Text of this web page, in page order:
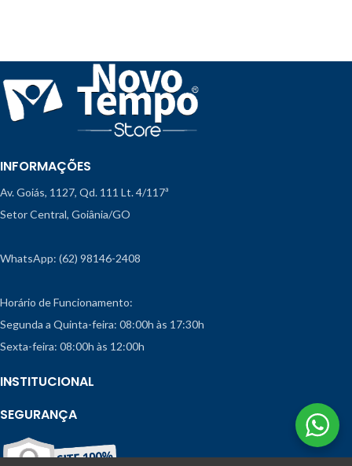
INFORMAÇÕES
Av. Goiás, 1127, Qd. 111 Lt. 4/117ª
Setor Central, Goiânia/GO
WhatsApp: (62) 98146-2408
Horário de Funcionamento:
Segunda a Quinta-feira: 08:00h às 17:30h
Sexta-feira: 08:00h às 12:00h
INSTITUCIONAL
SEGURANÇA